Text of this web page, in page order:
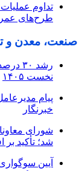
تداوم
طرح‌های
صنعت، معدن و
رشد
نخست ۱۴۰۵
پیام
خبرنگار
شورای
شد؛ تأکید بر
آیین